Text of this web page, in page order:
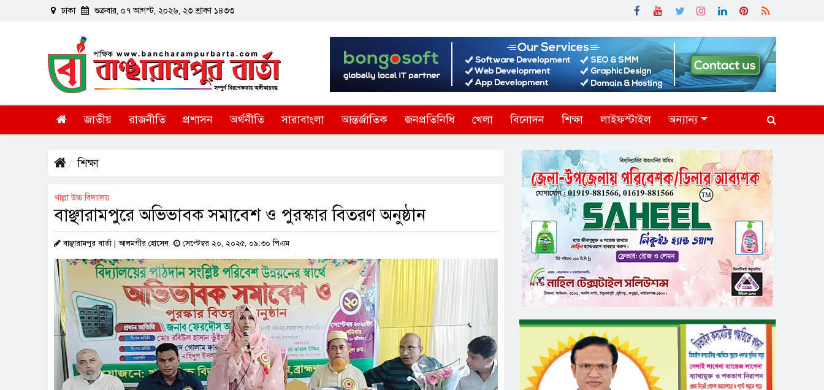
ঢাকা শুক্রবার, ০৭ আগস্ট, ২০২৬, ২৩ শ্রাবণ ১৪৩৩
জাতীয় রাজনীতি প্রশাসন অর্থনীতি সারাবাংলা আন্তর্জাতিক জনপ্রতিনিধি খেলা বিনোদন শিক্ষা লাইফস্টাইল অন্যান্য
শিক্ষা
খাল্লা উচ্চ বিদ্যালয়
বাঞ্ছারামপুরে অভিভাবক সমাবেশ ও পুরস্কার বিতরণ অনুষ্ঠান
বাঞ্ছারামপুর বার্তা | আলমগীর হোসেন সেপ্টেম্বর ২০, ২০২৫, ০৯:৩০ পিএম